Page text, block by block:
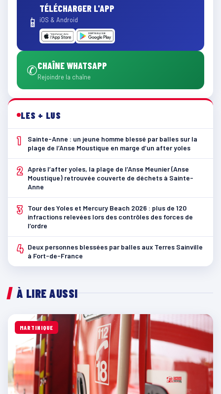
📱
TÉLÉCHARGER L'APP
iOS & Android
✆CHAÎNE WHATSAPP
Rejoindre la chaîne
LES + LUS
1
Sainte-Anne : un jeune homme blessé par balles sur la
plage de l’Anse Moustique en marge d’un after yoles
2 Après l’after yoles, la plage de l’Anse Meunier (Anse
Moustique) retrouvée couverte de déchets à Sainte-
Anne
3
Tour des Yoles et Mercury Beach 2026 : plus de 120
infractions relevées lors des contrôles des forces de
l’ordre
4 Deux personnes blessées par balles aux Terres Sainville
à Fort-de-France
À LIRE AUSSI
MARTINIQUE